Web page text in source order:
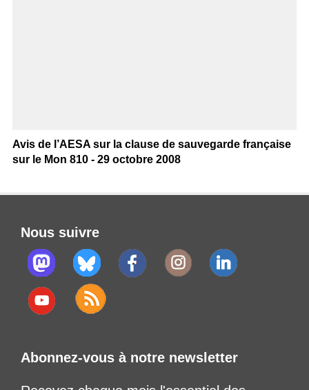
Avis de l’AESA sur la clause de sauvegarde française
sur le Mon 810 - 29 octobre 2008
Nous suivre
Abonnez-vous à notre newsletter